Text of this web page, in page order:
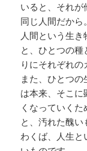
いると、それが
同じ人間だから。
人間という生
と、ひとつの
りにそれぞれ
また、ひとつ
は本来、そこに
くなっていく
と、汚れた醜
わくば、人生と